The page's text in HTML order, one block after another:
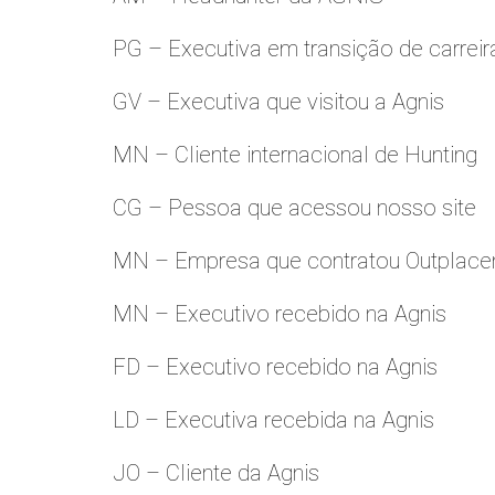
PG – Executiva em transição de
GV – Executiva que visitou a Agnis
MN – Cliente internacional de Hunting
CG – Pessoa que acessou nosso site
MN – Empresa que contratou
MN – Executivo recebido na Agnis
FD – Executivo recebido na Agnis
LD – Executiva recebida na Agnis
JO – Cliente da Agnis